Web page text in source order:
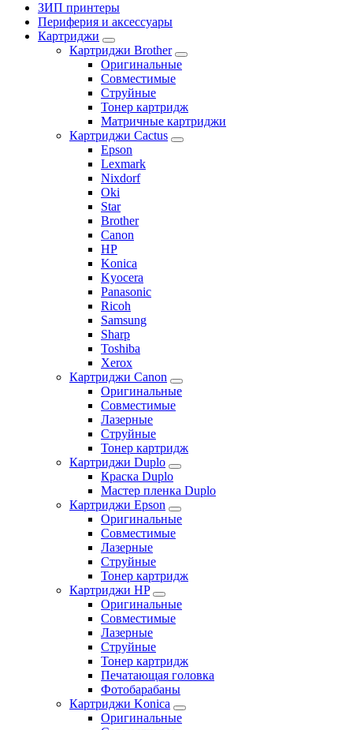
ЗИП принтеры
Периферия и аксессуары
Картриджи
Картриджи Brother
Оригинальные
Совместимые
Струйные
Тонер картридж
Матричные картриджи
Картриджи Cactus
Epson
Lexmark
Nixdorf
Oki
Star
Brother
Canon
HP
Konica
Kyocera
Panasonic
Ricoh
Samsung
Sharp
Toshiba
Xerox
Картриджи Canon
Оригинальные
Совместимые
Лазерные
Струйные
Тонер картридж
Картриджи Duplo
Краска Duplo
Мастер пленка Duplo
Картриджи Epson
Оригинальные
Совместимые
Лазерные
Струйные
Тонер картридж
Картриджи HP
Оригинальные
Совместимые
Лазерные
Струйные
Тонер картридж
Печатающая головка
Фотобарабаны
Картриджи Konica
Оригинальные